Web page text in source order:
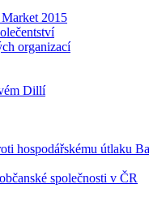
2015
organizací
Dillí
hospodářskému útlaku
společnosti v ČR